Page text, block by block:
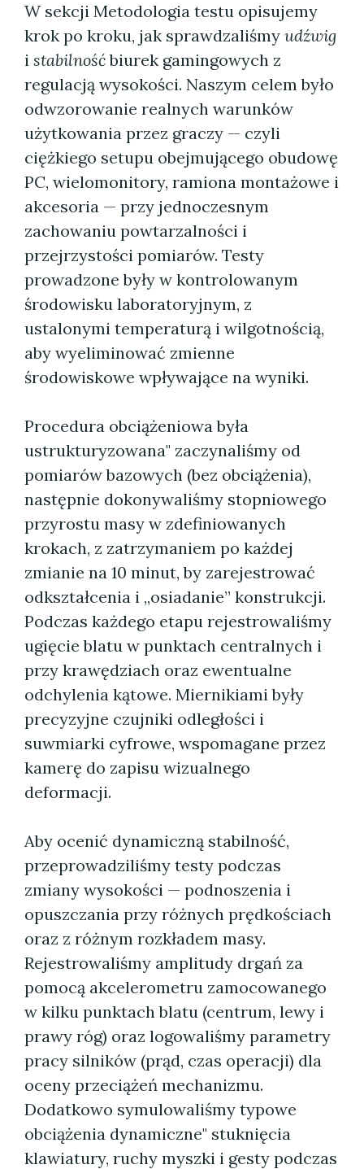
W sekcji Metodologia testu opisujemy
krok po kroku, jak sprawdzaliśmy udźwig
i stabilnośćbiurek gamingowych z
regulacją wysokości. Naszym celem było
odwzorowanie realnych warunków
użytkowania przez graczy — czyli
ciężkiego setupu obejmującego obudowę
PC, wielomonitory, ramiona montażowe i
akcesoria — przy jednoczesnym
zachowaniu powtarzalności i
przejrzystości pomiarów. Testy
prowadzone były w kontrolowanym
środowisku laboratoryjnym, z
ustalonymi temperaturą i wilgotnością,
aby wyeliminować zmienne
środowiskowe wpływające na wyniki.
Procedura obciążeniowa była
ustrukturyzowana" zaczynaliśmy od
pomiarów bazowych (bez obciążenia),
następnie dokonywaliśmy stopniowego
przyrostu masy w zdefiniowanych
krokach, z zatrzymaniem po każdej
zmianie na 10 minut, by zarejestrować
odkształcenia i „osiadanie” konstrukcji.
Podczas każdego etapu rejestrowaliśmy
ugięcie blatu w punktach centralnych i
przy krawędziach oraz ewentualne
odchylenia kątowe. Miernikiami były
precyzyjne czujniki odległości i
suwmiarki cyfrowe, wspomagane przez
kamerę do zapisu wizualnego
deformacji.
Aby ocenić dynamiczną stabilność,
przeprowadziliśmy testy podczas
zmiany wysokości — podnoszenia i
opuszczania przy różnych prędkościach
oraz z różnym rozkładem masy.
Rejestrowaliśmy amplitudy drgań za
pomocą akcelerometru zamocowanego
w kilku punktach blatu (centrum, lewy i
prawy róg) oraz logowaliśmy parametry
pracy silników (prąd, czas operacji) dla
oceny przeciążeń mechanizmu.
Dodatkowo symulowaliśmy typowe
obciążenia dynamiczne" stuknięcia
klawiatury, ruchy myszki i gesty podczas